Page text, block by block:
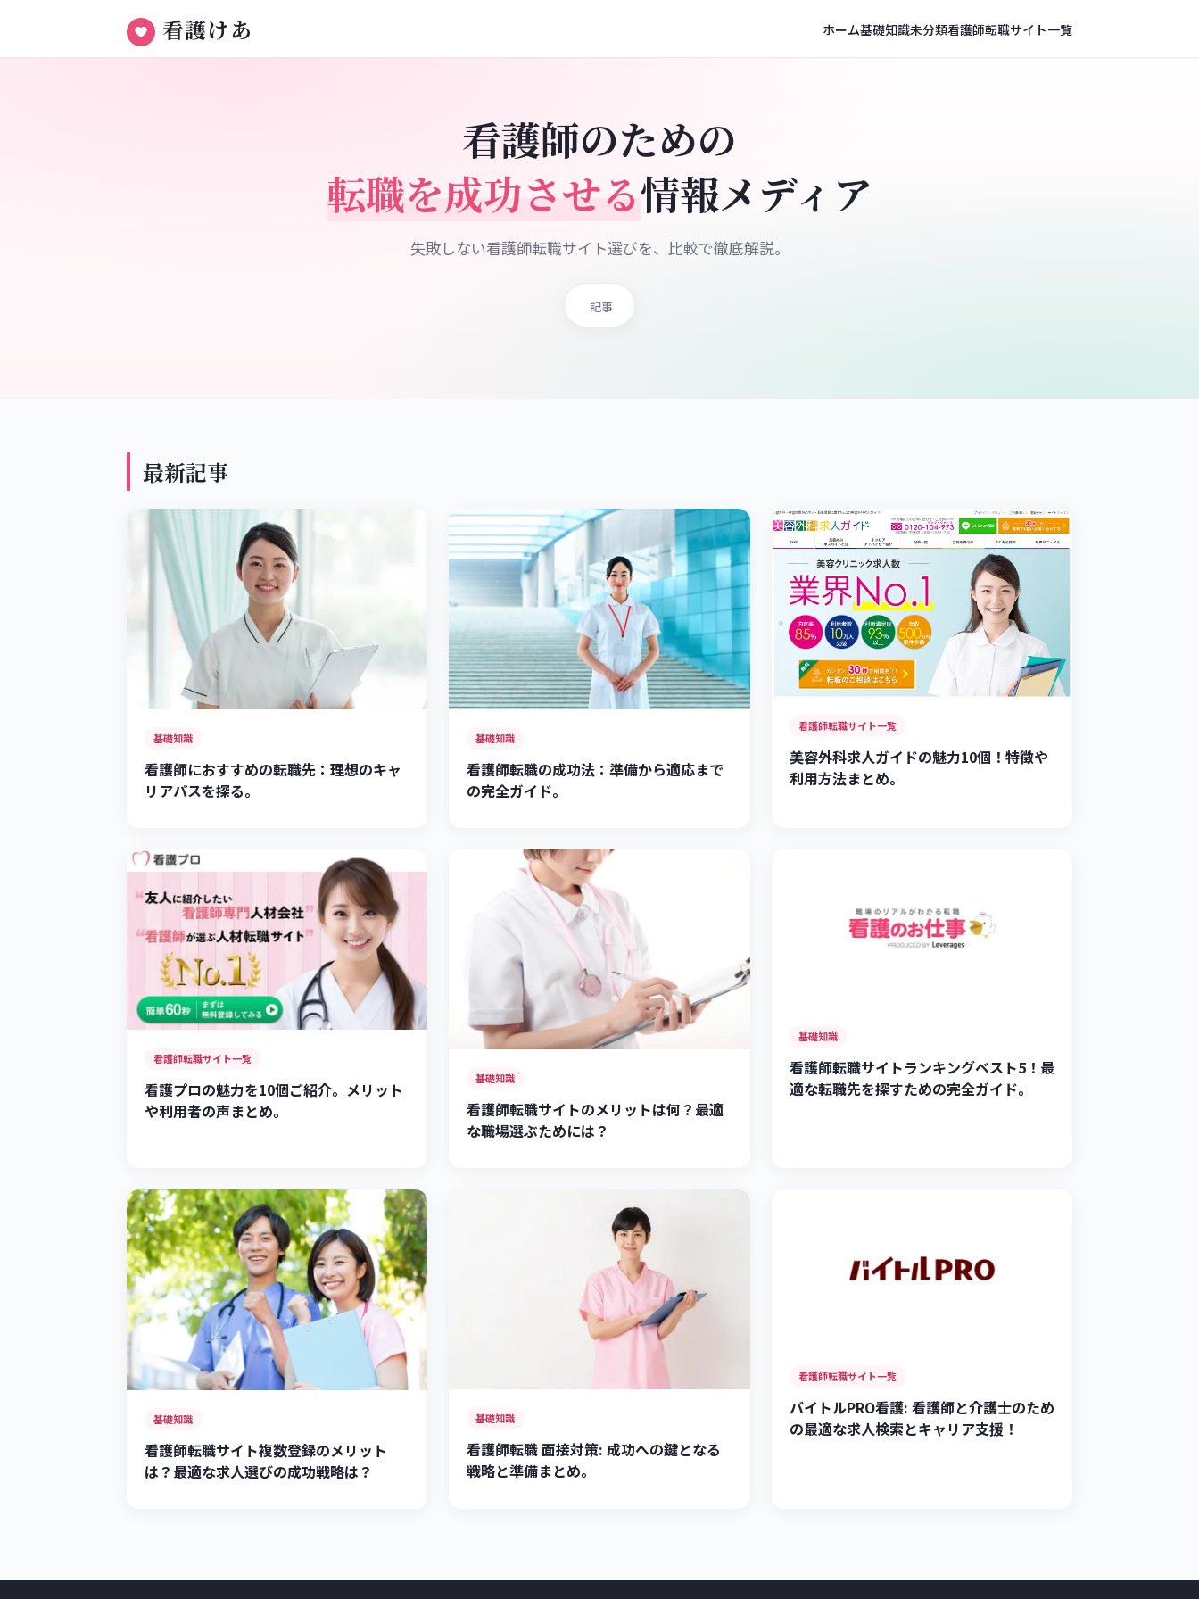
看護けあ ホーム基礎知識未分類看護師転職サイト一覧
看護師のための
転職を成功させる情報メディア
失敗しない看護師転職サイト選びを、比較で徹底解説。
記事
最新記事
基礎知識
看護師におすすめの転職先：理想のキャ
リアパスを探る。
基礎知識
看護師転職の成功法：準備から適応まで
の完全ガイド。
看護師転職サイト一覧
美容外科求人ガイドの魅力10個！特徴や
利用方法まとめ。
看護師転職サイト一覧
看護プロの魅力を10個ご紹介。メリット
や利用者の声まとめ。
基礎知識
看護師転職サイトのメリットは何？最適
な職場選ぶためには？
基礎知識
看護師転職サイトランキングベスト5！最
適な転職先を探すための完全ガイド。
基礎知識
看護師転職サイト複数登録のメリット
は？最適な求人選びの成功戦略は？
基礎知識
看護師転職 面接対策: 成功への鍵となる
戦略と準備まとめ。
看護師転職サイト一覧
バイトルPRO看護: 看護師と介護士のため
の最適な求人検索とキャリア支援！